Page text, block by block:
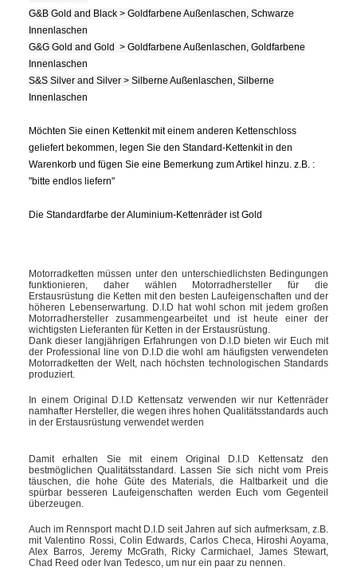
G&B Gold and Black > Goldfarbene Außenlaschen, Schwarze
Innenlaschen
G&G Gold and Gold > Goldfarbene Außenlaschen, Goldfarbene
Innenlaschen
S&S Silver and Silver > Silberne Außenlaschen, Silberne
Innenlaschen
Möchten Sie einen Kettenkit mit einem anderen Kettenschloss
geliefert bekommen, legen Sie den Standard-Kettenkit in den
Warenkorb und fügen Sie eine Bemerkung zum Artikel hinzu. z.B. :
"bitte endlos liefern"
Die Standardfarbe der Aluminium-Kettenräder ist Gold
Motorradketten müssen unter den unterschiedlichsten Bedingungen
funktionieren, daher wählen Motorradhersteller für die
Erstausrüstung die Ketten mit den besten Laufeigenschaften und der
höheren Lebenserwartung. D.I.D hat wohl schon mit jedem großen
Motorradhersteller zusammengearbeitet und ist heute einer der
wichtigsten Lieferanten für Ketten in der Erstausrüstung.
Dank dieser langjährigen Erfahrungen von D.I.D bieten wir Euch mit
der Professional line von D.I.D die wohl am häufigsten verwendeten
Motorradketten der Welt, nach höchsten technologischen Standards
produziert.
In einem Original D.I.D Kettensatz verwenden wir nur Kettenräder
namhafter Hersteller, die wegen ihres hohen Qualitätsstandards auch
in der Erstausrüstung verwendet werden
Damit erhalten Sie mit einem Original D.I.D Kettensatz den
bestmöglichen Qualitätsstandard. Lassen Sie sich nicht vom Preis
täuschen, die hohe Güte des Materials, die Haltbarkeit und die
spürbar besseren Laufeigenschaften werden Euch vom Gegenteil
überzeugen.
Auch im Rennsport macht D.I.D seit Jahren auf sich aufmerksam, z.B.
mit Valentino Rossi, Colin Edwards, Carlos Checa, Hiroshi Aoyama,
Alex Barros, Jeremy McGrath, Ricky Carmichael, James Stewart,
Chad Reed oder Ivan Tedesco, um nur ein paar zu nennen.